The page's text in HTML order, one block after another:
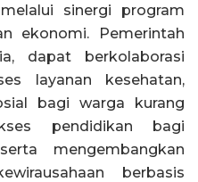
sinergi program
ekonomi. Pemerintah
dapat berkolaborasi
layanan kesehatan,
bagi warga kurang
pendidikan bagi
mengembangkan
berbasis